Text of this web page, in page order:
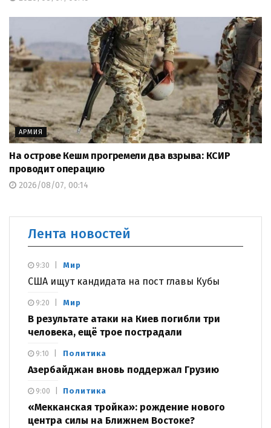
АРМИЯ
На острове Кешм прогремели два взрыва: КСИР
проводит операцию
2026/08/07, 00:14
Лента новостей
Мир
США ищут кандидата на пост главы Кубы
9:30
Мир
В результате атаки на Киев погибли три
человека, ещё трое пострадали
9:20
Политика
Азербайджан вновь поддержал Грузию
9:10
Политика
«Мекканская тройка»: рождение нового
центра силы на Ближнем Востоке?
9:00